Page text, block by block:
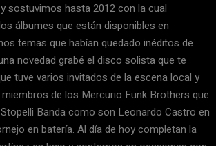
sostuvimos hasta 2012 con la cual
álbumes que están disponibles en
temas que habían quedado inéditos de
novedad grabé el disco solista que te
tuve varios invitados de la escena local y
de los Mercurio Funk Brothers que
Banda como son Leonardo Castro en
en batería. Al día de hoy completan la